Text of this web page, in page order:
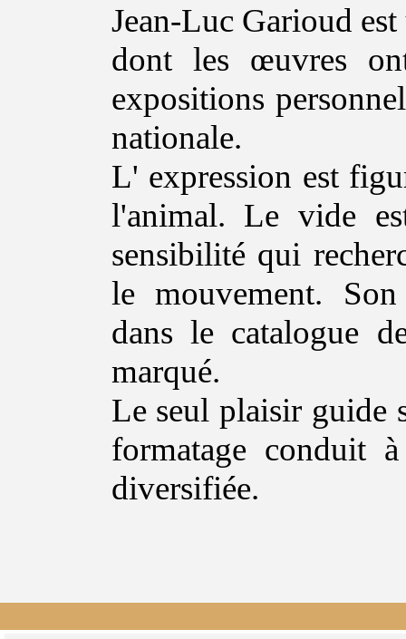
Jean-Luc Garioud
dont les œuvres
expositions
nationale.
L' expression est
l'animal. Le vide
sensibilité qui
le mouvement.
dans le catalogue
marqué.
Le seul plaisir guide
formatage conduit
diversifiée.